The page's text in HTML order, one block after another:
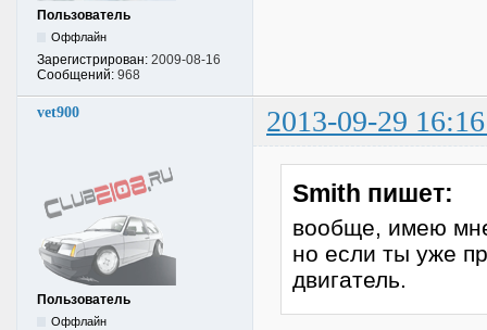
Пользователь
Оффлайн
Зарегистрирован: 2009-08-16
Сообщений: 968
vet900 2013-09-29
Пользователь
Оффлайн
Smith пишет:
вообще, имею
но если ты уже
двигатель.